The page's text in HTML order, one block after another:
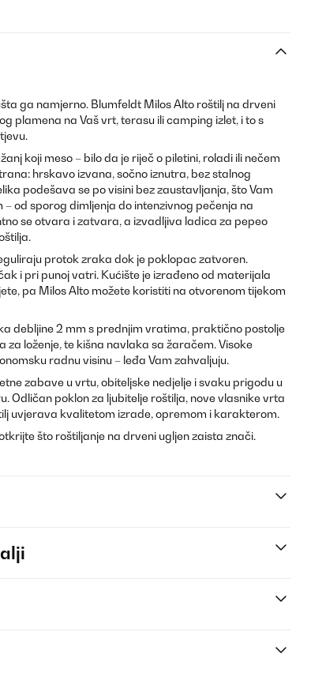
ga namjerno. Blumfeldt Milos Alto roštilj na drveni
plamena na Vaš vrt, terasu ili camping izlet, i to s
koji meso – bilo da je riječ o piletini, roladi ili nečem
hrskavo izvana, sočno iznutra, bez stalnog
podešava se po visini bez zaustavljanja, što Vam
od sporog dimljenja do intenzivnog pečenja na
se otvara i zatvara, a izvadljiva ladica za pepeo
protok zraka dok je poklopac zatvoren.
i pri punoj vatri. Kućište je izrađeno od materijala
pa Milos Alto možete koristiti na otvorenom tijekom
debljine 2 mm s prednjim vratima, praktično postolje
loženje, te kišna navlaka sa žaračem. Visoke
radnu visinu – leđa Vam zahvaljuju.
zabave u vrtu, obiteljske nedjelje i svaku prigodu u
Odličan poklon za ljubitelje roštilja, nove vlasnike vrta
uvjerava kvalitetom izrade, opremom i karakterom.
što roštiljanje na drveni ugljen zaista znači.